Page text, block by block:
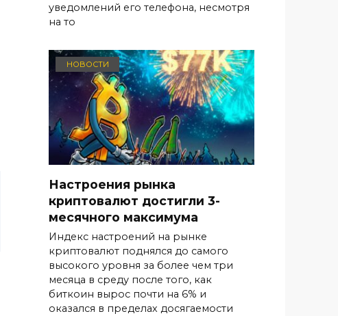
уведомлений его телефона, несмотря
на то
НОВОСТИ
Настроения рынка
криптовалют достигли 3-
месячного максимума
Индекс настроений на рынке
криптовалют поднялся до самого
высокого уровня за более чем три
месяца в среду после того, как
биткоин вырос почти на 6% и
оказался в пределах досягаемости